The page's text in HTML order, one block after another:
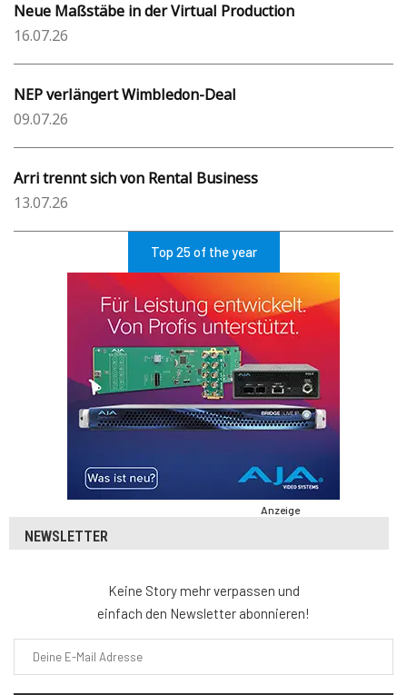
Neue Maßstäbe in der Virtual Production
16.07.26
NEP verlängert Wimbledon-Deal
09.07.26
Arri trennt sich von Rental Business
13.07.26
Top 25 of the year
Anzeige
NEWSLETTER
Keine Story mehr verpassen und
einfach den Newsletter abonnieren!